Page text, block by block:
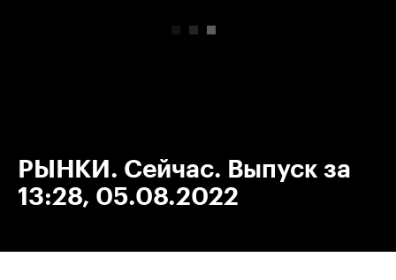
РЫНКИ. Сейчас. Выпуск за
13:28, 05.08.2022